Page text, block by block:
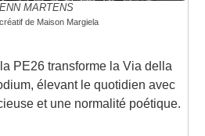
MARTENS
de Maison Margiela
PE26 transforme la Via della
élevant le quotidien avec
et une normalité poétique.